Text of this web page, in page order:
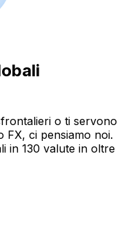
o ti servono
FX, ci pensiamo noi.
in 130 valute in oltre